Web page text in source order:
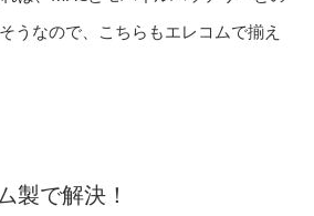
うなので、こちらもエレコムで揃え
製で解決！